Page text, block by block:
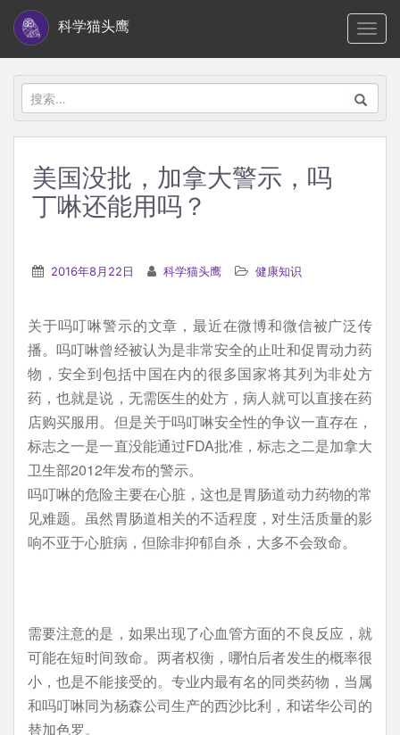
i
科学猫头鹰
搜
索：
美国没批，加拿大警示，吗
丁啉还能用吗？
2016年8月22日 科学猫头鹰 健康知识
关于吗叮啉警示的文章，最近在微博和微信被广泛传
播。吗叮啉曾经被认为是非常安全的止吐和促胃动力药
物，安全到包括中国在内的很多国家将其列为非处方
药，也就是说，无需医生的处方，病人就可以直接在药
店购买服用。但是关于吗叮啉安全性的争议一直存在，
标志之一是一直没能通过FDA批准，标志之二是加拿大
卫生部2012年发布的警示。
吗叮啉的危险主要在心脏，这也是胃肠道动力药物的常
见难题。虽然胃肠道相关的不适程度，对生活质量的影
响不亚于心脏病，但除非抑郁自杀，大多不会致命。
需要注意的是，如果出现了心血管方面的不良反应，就
可能在短时间致命。两者权衡，哪怕后者发生的概率很
小，也是不能接受的。专业内最有名的同类药物，当属
和吗叮啉同为杨森公司生产的西沙比利，和诺华公司的
替加色罗。